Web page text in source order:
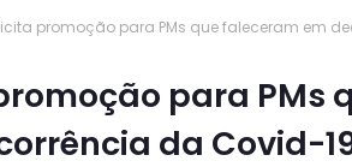
promoção para PMs que faleceram em
para PMs
da Covid-